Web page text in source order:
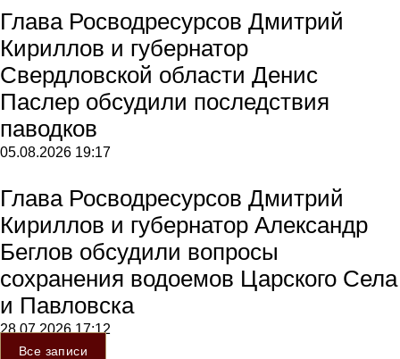
Глава Росводресурсов Дмитрий
Кириллов и губернатор
Свердловской области Денис
Паслер обсудили последствия
паводков
05.08.2026 19:17
Глава Росводресурсов Дмитрий
Кириллов и губернатор Александр
Беглов обсудили вопросы
сохранения водоемов Царского Села
и Павловска
28.07.202617:12
Все записи